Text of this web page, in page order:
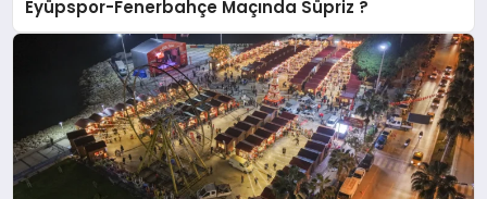
Eyüpspor-Fenerbahçe Maçında Süpriz ?